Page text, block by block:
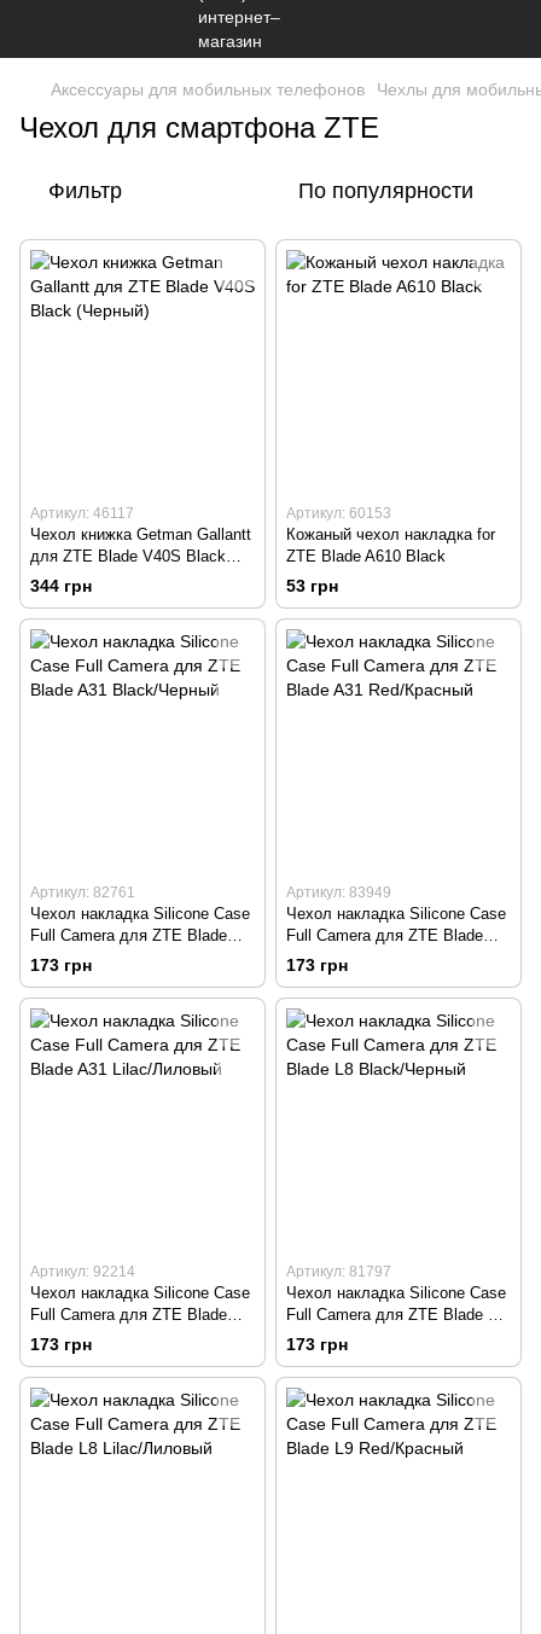
Аксессуары для мобильных телефонов Чехлы для
Чехол для смартфона ZTE
Фильтр По популярности
Артикул: 46117
Чехол книжка Getman Gallantt
для ZTE Blade V40S Black
(Черный)
344 грн
Артикул: 60153
Кожаный чехол накладка for
ZTE Blade A610 Black
53 грн
Артикул: 82761
Чехол накладка Silicone Case
Full Camera для ZTE Blade
A31 Black/Черный
173 грн
Артикул: 83949
Чехол накладка Silicone Case
Full Camera для ZTE Blade
A31 Red/Красный
173 грн
Артикул: 92214
Чехол накладка Silicone Case
Full Camera для ZTE Blade
A31 Lilac/Лиловый
173 грн
Артикул: 81797
Чехол накладка Silicone Case
Full Camera для ZTE Blade L8
Black/Черный
173 грн